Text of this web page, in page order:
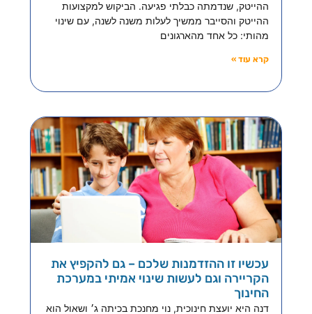
ההייטק, שנדמתה כבלתי פגיעה. הביקוש למקצועות
ההייטק והסייבר ממשיך לעלות משנה לשנה, עם שינוי
מהותי: כל אחד מהארגונים
קרא עוד »
עכשיו זו ההזדמנות שלכם – גם להקפיץ את
הקריירה וגם לעשות שינוי אמיתי במערכת
החינוך
דנה היא יועצת חינוכית, נוי מחנכת בכיתה ג׳ ושאול הוא